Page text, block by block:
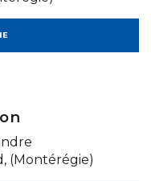
(Montérégie)